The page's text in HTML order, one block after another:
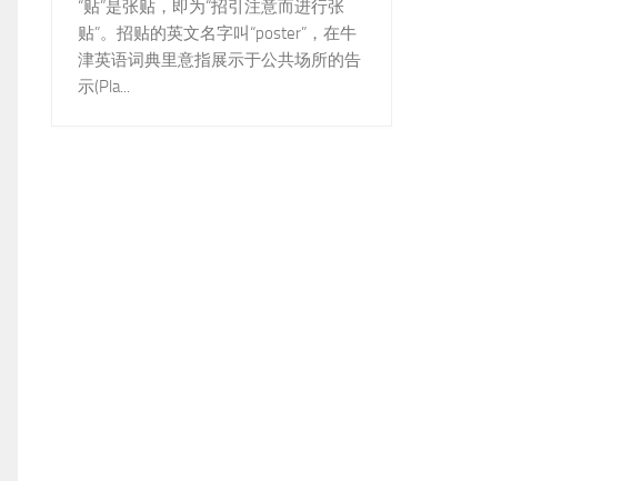
“贴”是张贴，即为“招引注意而进行张
贴”。招贴的英文名字叫“poster”，在牛
津英语词典里意指展示于公共场所的告
示(Pla...